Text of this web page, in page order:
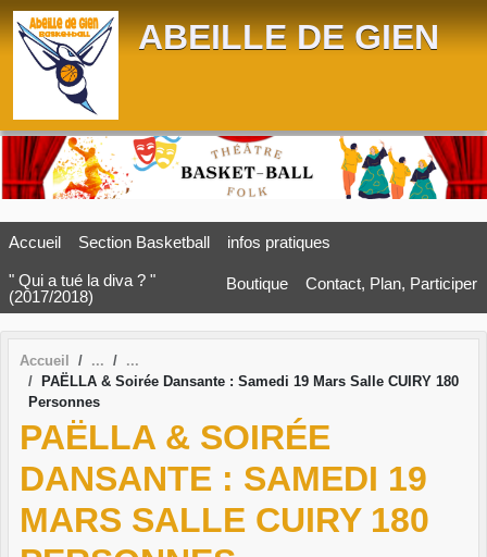
ABEILLE DE GIEN
Accueil Section Basketball infos pratiques
" Qui a tué la diva ? "
(2017/2018)
Boutique Contact, Plan, Participer
Accueil
PAËLLA & Soirée Dansante : Samedi 19 Mars Salle CUIRY 180
Personnes
PAËLLA & SOIRÉE
DANSANTE : SAMEDI 19
MARS SALLE CUIRY 180
Panneau de gestion des cookies